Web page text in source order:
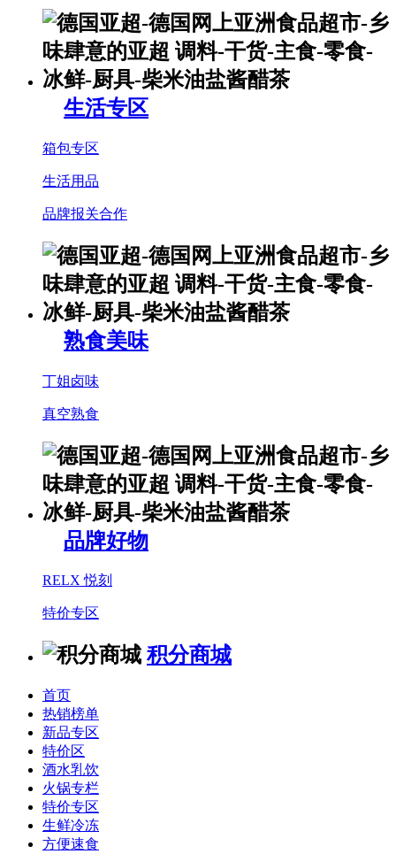
生活专区
箱包专区
生活用品
品牌报关合作
熟食美味
丁姐卤味
真空熟食
品牌好物
RELX 悦刻
特价专区
积分商城
首页
热销榜单
新品专区
特价区
酒水乳饮
火锅专栏
特价专区
生鲜冷冻
方便速食